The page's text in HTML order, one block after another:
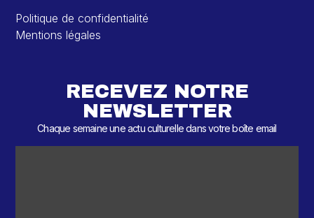
Politique de confidentialité
Mentions légales
RECEVEZ NOTRE
NEWSLETTER
Chaque semaine une actu culturelle dans votre boîte email